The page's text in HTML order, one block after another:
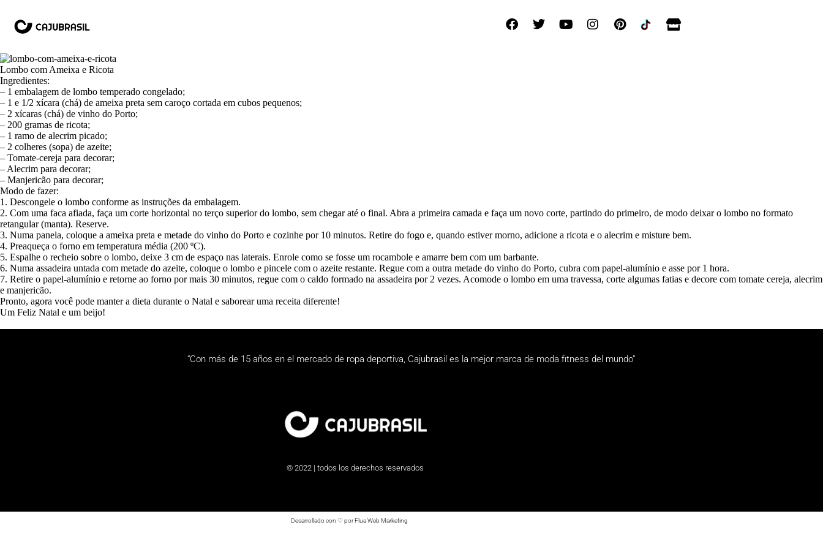
Lombo com Ameixa e Ricota
Ingredientes:
– 1 embalagem de lombo temperado congelado;
– 1 e 1/2 xícara (chá) de ameixa preta sem caroço cortada em cubos pequenos;
– 2 xícaras (chá) de vinho do Porto;
– 200 gramas de ricota;
– 1 ramo de alecrim picado;
– 2 colheres (sopa) de azeite;
– Tomate-cereja para decorar;
– Alecrim para decorar;
– Manjericão para decorar;
Modo de fazer:
1. Descongele o lombo conforme as instruções da embalagem.
2. Com uma faca afiada, faça um corte horizontal no terço superior do lombo, sem chegar até o final. Abra a primeira camada e faça um novo corte, partindo do primeiro, de modo deixar o lombo no formato
retangular (manta). Reserve.
3. Numa panela, coloque a ameixa preta e metade do vinho do Porto e cozinhe por 10 minutos. Retire do fogo e, quando estiver morno, adicione a ricota e o alecrim e misture bem.
4. Preaqueça o forno em temperatura média (200 ºC).
5. Espalhe o recheio sobre o lombo, deixe 3 cm de espaço nas laterais. Enrole como se fosse um rocambole e amarre bem com um barbante.
6. Numa assadeira untada com metade do azeite, coloque o lombo e pincele com o azeite restante. Regue com a outra metade do vinho do Porto, cubra com papel-alumínio e asse por 1 hora.
7. Retire o papel-alumínio e retorne ao forno por mais 30 minutos, regue com o caldo formado na assadeira por 2 vezes. Acomode o lombo em uma travessa, corte algumas fatias e decore com tomate cereja, alecrim
e manjericão.
Pronto, agora você pode manter a dieta durante o Natal e saborear uma receita diferente!
Um Feliz Natal e um beijo!
“Con más de 15 años en el mercado de ropa deportiva, Cajubrasil es la mejor marca de moda fitness del mundo”
© 2022 | todos los derechos reservados
Desarrollado con ♡ por Flua Web Marketing